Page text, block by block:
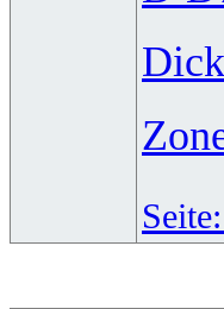
Dick
Seite: